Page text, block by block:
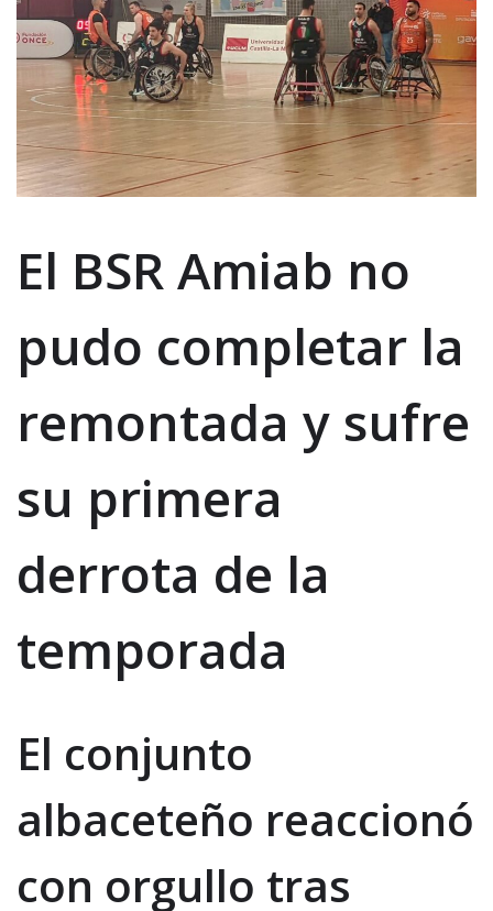
El BSR Amiab no
pudo completar la
remontada y sufre
su primera
derrota de la
temporada
El conjunto
albaceteño reaccionó
con orgullo tras